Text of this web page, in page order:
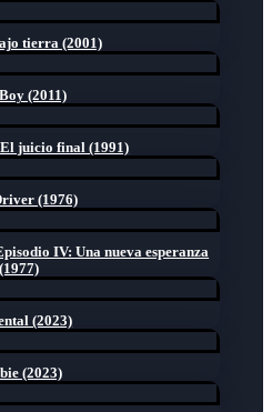
tierra (2001)
(2011)
juicio final (1991)
(1976)
IV: Una nueva esperanza
(1977)
(2023)
(2023)